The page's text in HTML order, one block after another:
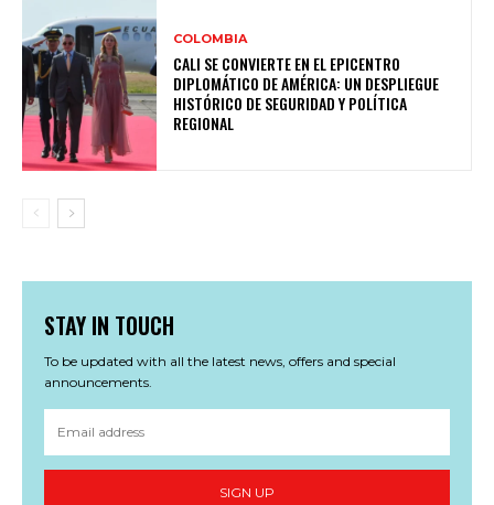
COLOMBIA
CALI SE CONVIERTE EN EL EPICENTRO
DIPLOMÁTICO DE AMÉRICA: UN DESPLIEGUE
HISTÓRICO DE SEGURIDAD Y POLÍTICA
REGIONAL
STAY IN TOUCH
To be updated with all the latest news, offers and special
announcements.
SIGN UP